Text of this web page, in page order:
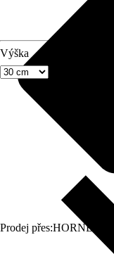
Prodej přes:HORNBACH
Výška